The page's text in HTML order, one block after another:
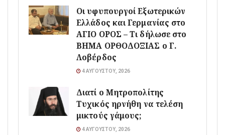
Οι υφυπουργοί Εξωτερικών
Ελλάδος και Γερμανίας στο
ΑΓΙΟ ΟΡΟΣ – Τι δήλωσε στο
ΒΗΜΑ ΟΡΘΟΔΟΞΙΑΣ ο Γ.
Λοβέρδος
4 ΑΥΓΟΎΣΤΟΥ, 2026
Διατί ο Μητροπολίτης
Τυχικός ηρνήθη να τελέση
μικτούς γάμους;
4 ΑΥΓΟΎΣΤΟΥ, 2026